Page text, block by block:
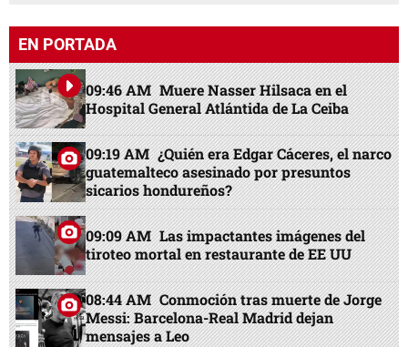
EN PORTADA
09:46 AM Muere Nasser Hilsaca en el
Hospital General Atlántida de La Ceiba
09:19 AM ¿Quién era Edgar Cáceres, el narco
guatemalteco asesinado por presuntos
sicarios hondureños?
09:09 AM Las impactantes imágenes del
tiroteo mortal en restaurante de EE UU
08:44 AM Conmoción tras muerte de Jorge
Messi: Barcelona-Real Madrid dejan
mensajes a Leo